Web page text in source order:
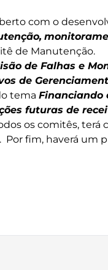
com o
de Manutenção.
de Falhas e
de
tema Financiando
futuras de
os comitês, terá
. Por fim, haverá um